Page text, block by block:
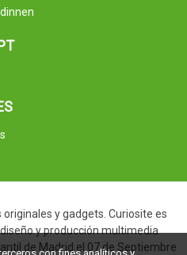
y gadgets. Curiosite es
y producción multimedia
de Madrid el 07 de Septiembre
con fines analíticos y